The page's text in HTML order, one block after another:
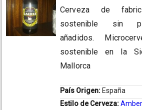
Cerveza de
sostenible sin
añadidos.
sostenible en la
Mallorca
País Origen: España
Estilo de Cerveza: